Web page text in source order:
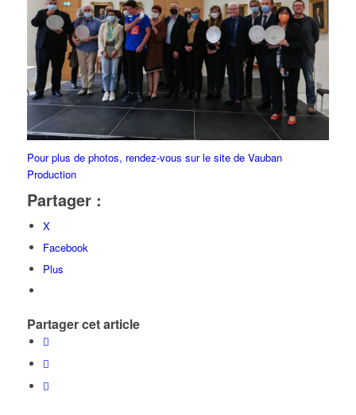
Pour plus de photos, rendez-vous sur le site de Vauban
Production
Partager :
X
Facebook
Plus
Partager cet article